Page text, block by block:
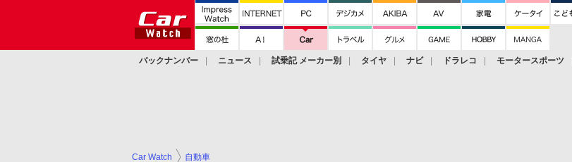
バックナンバー ニュース 試乗記 メーカー別 タイヤ ナビ ドラレコ モータースポーツ
Car Watch 自動車